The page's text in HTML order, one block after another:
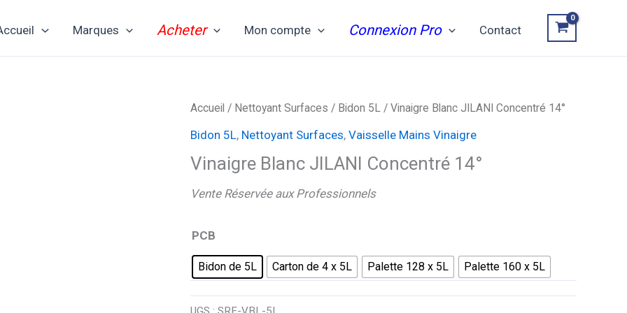
Marques Acheter Mon compte Connexion Pro Contact
Accueil / Nettoyant Surfaces / Bidon 5L / Vinaigre Blanc JILANI Concentré 14°
Bidon 5L, Nettoyant Surfaces, Vaisselle Mains Vinaigre
Vinaigre Blanc JILANI Concentré 14°
Vente Réservée aux Professionnels
PCB
Bidon de 5L Carton de 4 x 5L Palette 128 x 5L Palette 160 x 5L